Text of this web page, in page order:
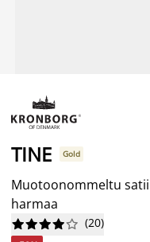
TINE Gold
Muotoonommeltu
harmaa





 (20)